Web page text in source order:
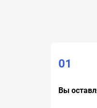
01
Вы